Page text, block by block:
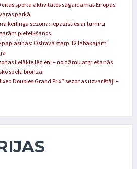
citas sporta aktivitātes sagaidāmas Eiropas
parkā
kērlinga sezona: iepazīsties ar turnīru
pieteikšanos
paplašinās: Ostravā starp 12 labākajām
lielākie lēcieni – no dāmu atgriešanās
spēļu bronzai
Doubles Grand Prix” sezonas uzvarētāji –